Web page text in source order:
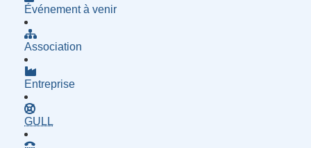
Événement à venir
Association
Entreprise
GULL